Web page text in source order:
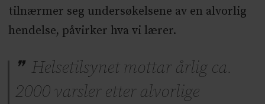
tilnærmer seg undersøkelsene av en alvorlig
hendelse, påvirker hva vi lærer.
Helsetilsynet mottar årlig ca.
2000 varsler etter alvorlige